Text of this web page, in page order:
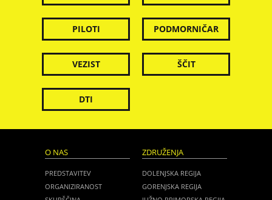
PILOTI PODMORNIČAR
VEZIST ŠČIT
DTI
O NAS
PREDSTAVITEV
ORGANIZIRANOST
ZDRUŽENJA
DOLENJSKA REGIJA
GORENJSKA REGIJA